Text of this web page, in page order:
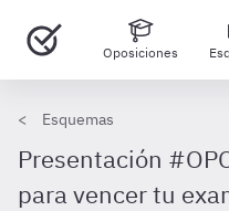
Oposiciones
Esquemas
Presentación
para vencer tu